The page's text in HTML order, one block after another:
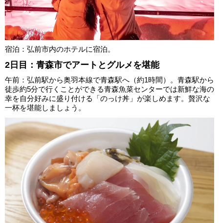
宿泊：弘前市内のホテルに宿泊。
2日目：青森市でアートとグルメを堪能
午前：弘前駅から奥羽本線で青森駅へ（約1時間）。青森駅から
徒歩約5分で行くことができる青森魚菜センターでは新鮮な海の
幸を自分好みに盛り付ける「のっけ丼」が楽しめます。贅沢な
一杯を堪能しましょう。